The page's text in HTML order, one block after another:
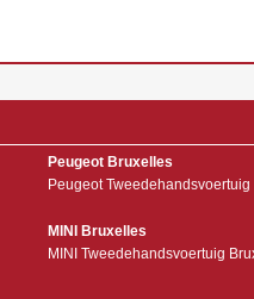
Peugeot Bruxelles
Peugeot
MINI Bruxelles
MINI Tweedehandsvoertuig